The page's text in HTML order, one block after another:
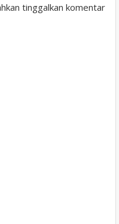
tinggalkan komentar